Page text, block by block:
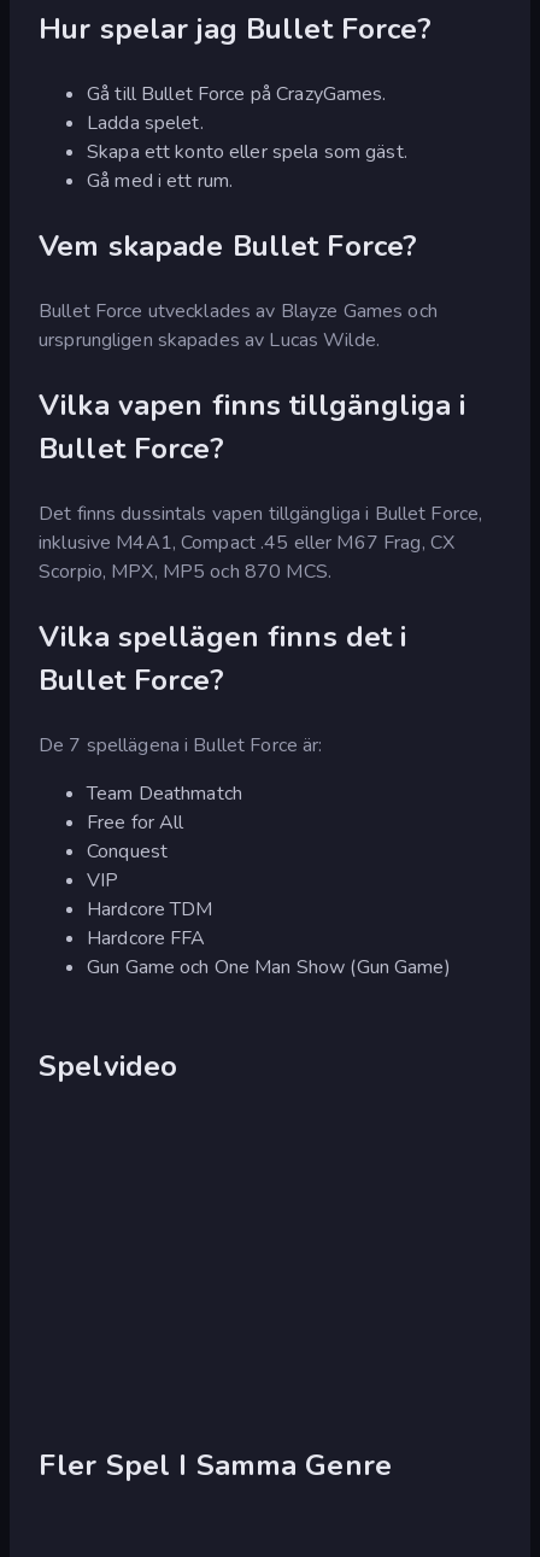
Hur spelar jag Bullet Force?
Gå till Bullet Force på CrazyGames.
Ladda spelet.
Skapa ett konto eller spela som gäst.
Gå med i ett rum.
Vem skapade Bullet Force?
Bullet Force utvecklades av Blayze Games och
ursprungligen skapades av Lucas Wilde.
Vilka vapen finns tillgängliga i
Bullet Force?
Det finns dussintals vapen tillgängliga i Bullet Force,
inklusive M4A1, Compact .45 eller M67 Frag, CX
Scorpio, MPX, MP5 och 870 MCS.
Vilka spellägen finns det i
Bullet Force?
De 7 spellägena i Bullet Force är:
Team Deathmatch
Free for All
Conquest
VIP
Hardcore TDM
Hardcore FFA
Gun Game och One Man Show (Gun Game)
Spelvideo
Fler Spel I Samma Genre